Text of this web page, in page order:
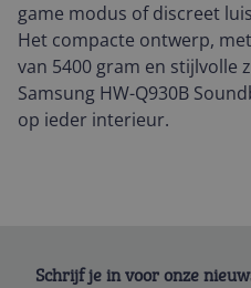
game modus of discreet
Het compacte ontwerp,
van 5400 gram en stijlvolle
Samsung HW-Q930B
op ieder interieur.
Schrijf je in voor onze